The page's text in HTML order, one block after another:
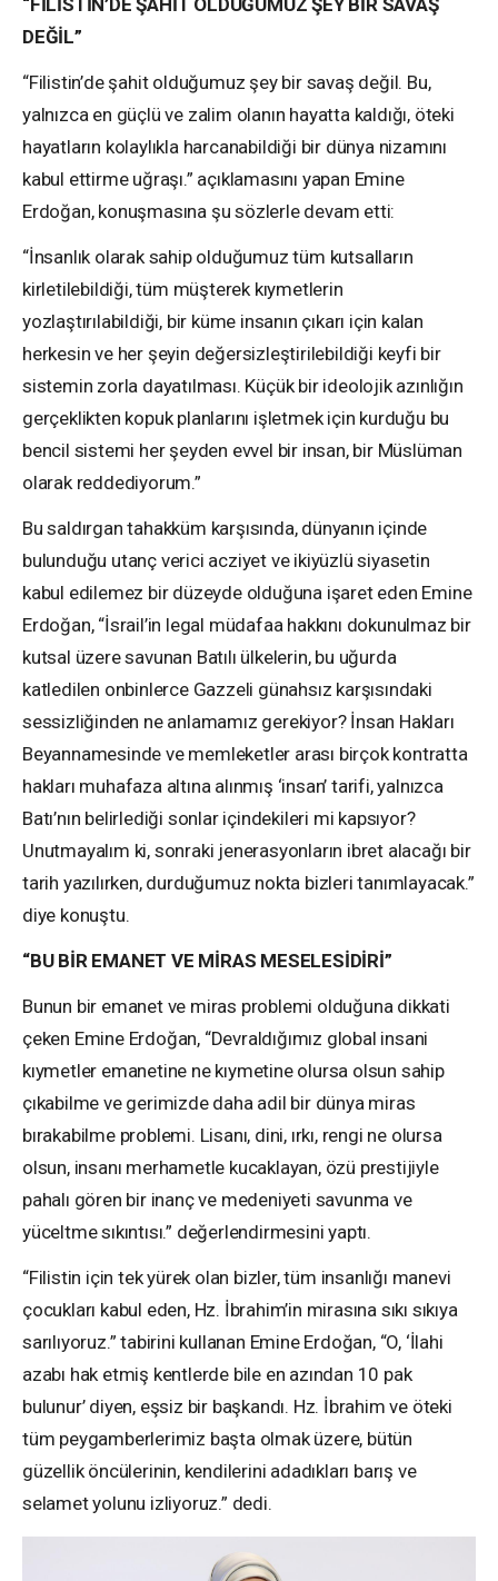
“FİLİSTİN’DE ŞAHİT OLDUĞUMUZ ŞEY BİR SAVAŞ
DEĞİL”
“Filistin’de şahit olduğumuz şey bir savaş değil. Bu,
yalnızca en güçlü ve zalim olanın hayatta kaldığı, öteki
hayatların kolaylıkla harcanabildiği bir dünya nizamını
kabul ettirme uğraşı.” açıklamasını yapan Emine
Erdoğan, konuşmasına şu sözlerle devam etti:
“İnsanlık olarak sahip olduğumuz tüm kutsalların
kirletilebildiği, tüm müşterek kıymetlerin
yozlaştırılabildiği, bir küme insanın çıkarı için kalan
herkesin ve her şeyin değersizleştirilebildiği keyfi bir
sistemin zorla dayatılması. Küçük bir ideolojik azınlığın
gerçeklikten kopuk planlarını işletmek için kurduğu bu
bencil sistemi her şeyden evvel bir insan, bir Müslüman
olarak reddediyorum.”
Bu saldırgan tahakküm karşısında, dünyanın içinde
bulunduğu utanç verici acziyet ve ikiyüzlü siyasetin
kabul edilemez bir düzeyde olduğuna işaret eden Emine
Erdoğan, “İsrail’in legal müdafaa hakkını dokunulmaz bir
kutsal üzere savunan Batılı ülkelerin, bu uğurda
katledilen onbinlerce Gazzeli günahsız karşısındaki
sessizliğinden ne anlamamız gerekiyor? İnsan Hakları
Beyannamesinde ve memleketler arası birçok kontratta
hakları muhafaza altına alınmış ‘insan’ tarifi, yalnızca
Batı’nın belirlediği sonlar içindekileri mi kapsıyor?
Unutmayalım ki, sonraki jenerasyonların ibret alacağı bir
tarih yazılırken, durduğumuz nokta bizleri tanımlayacak.”
diye konuştu.
“BU BİR EMANET VE MİRAS MESELESİDİRİ”
Bunun bir emanet ve miras problemi olduğuna dikkati
çeken Emine Erdoğan, “Devraldığımız global insani
kıymetler emanetine ne kıymetine olursa olsun sahip
çıkabilme ve gerimizde daha adil bir dünya miras
bırakabilme problemi. Lisanı, dini, ırkı, rengi ne olursa
olsun, insanı merhametle kucaklayan, özü prestijiyle
pahalı gören bir inanç ve medeniyeti savunma ve
yüceltme sıkıntısı.” değerlendirmesini yaptı.
“Filistin için tek yürek olan bizler, tüm insanlığı manevi
çocukları kabul eden, Hz. İbrahim’in mirasına sıkı sıkıya
sarılıyoruz.” tabirini kullanan Emine Erdoğan, “O, ‘İlahi
azabı hak etmiş kentlerde bile en azından 10 pak
bulunur’ diyen, eşsiz bir başkandı. Hz. İbrahim ve öteki
tüm peygamberlerimiz başta olmak üzere, bütün
güzellik öncülerinin, kendilerini adadıkları barış ve
selamet yolunu izliyoruz.” dedi.